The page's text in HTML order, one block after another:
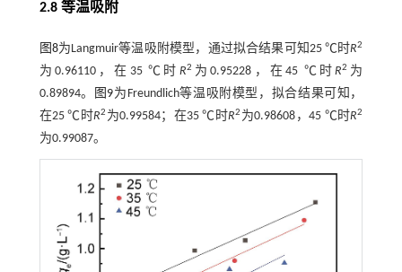
2.8 等温吸附
图8为Langmuir等温吸附模型，通过拟合结果可知25 ℃时R2
为0.96110，在35 ℃时 R2 为0.95228，在45 ℃时R2 为
0.89894。
图9为Freundlich等温吸附模型，拟合结果可知，
在25 ℃时R2 为0.99584；在35 ℃时R2 为0.98608，45 ℃时R2
为0.99087。